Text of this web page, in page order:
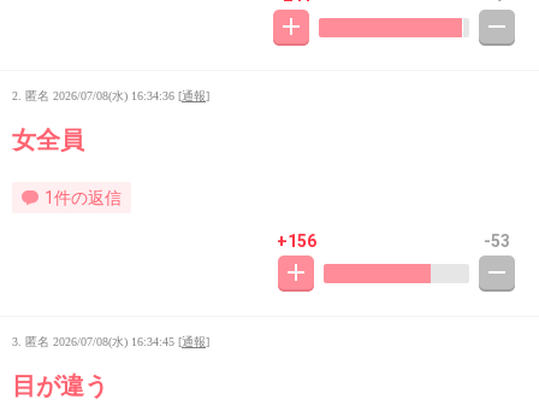
2. 匿名 2026/07/08(水) 16:34:36 [通報]
女全員
1件の返信
+156 -53
3. 匿名 2026/07/08(水) 16:34:45 [通報]
目が違う